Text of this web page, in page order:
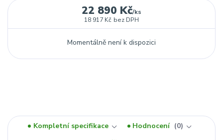
22 890 Kč/ks
18 917 Kč bez DPH
Momentálně není k dispozici
Kompletní specifikace Hodnocení
0